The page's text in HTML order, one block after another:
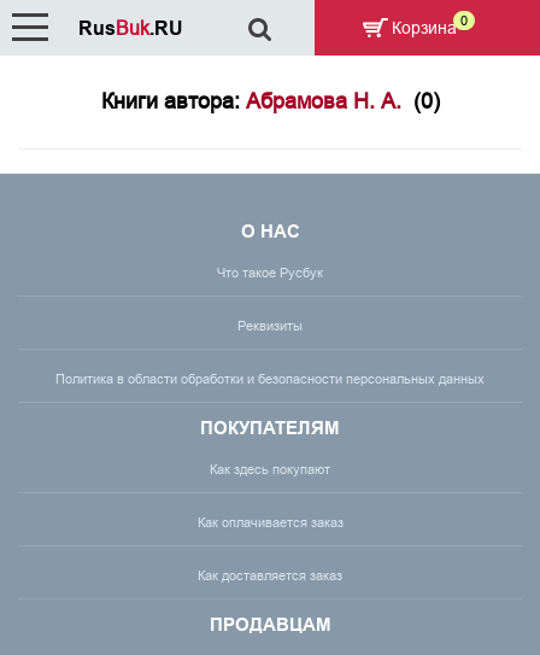
Книги автора: Абрамова Н. А. (0)
О НАС
Что такое Русбук
Реквизиты
Политика в области обработки и безопасности персональных данных
ПОКУПАТЕЛЯМ
Как здесь покупают
Как оплачивается заказ
Как доставляется заказ
ПРОДАВЦАМ
RusBuk.RU Корзина 0